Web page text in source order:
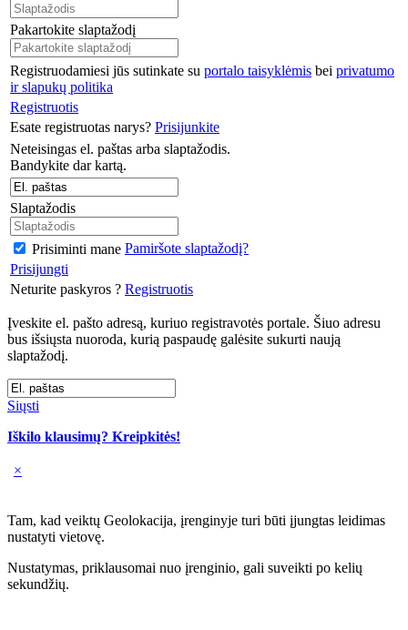
Pakartokite slaptažodį
Registruodamiesi jūs sutinkate su portalo taisyklėmis bei privatumo
ir slapukų politika
Registruotis
Esate registruotas narys? Prisijunkite
Neteisingas el. paštas arba slaptažodis.
Bandykite dar kartą.
Slaptažodis
Prisiminti mane Pamiršote slaptažodį?
Prisijungti
Neturite paskyros ? Registruotis
Įveskite el. pašto adresą, kuriuo registravotės portale. Šiuo adresu
bus išsiųsta nuoroda, kurią paspaudę galėsite sukurti naują
slaptažodį.
Siųsti
Iškilo klausimų? Kreipkitės!
×
Tam, kad veiktų Geolokacija, įrenginyje turi būti įjungtas leidimas
nustatyti vietovę.
Nustatymas, priklausomai nuo įrenginio, gali suveikti po kelių
sekundžių.